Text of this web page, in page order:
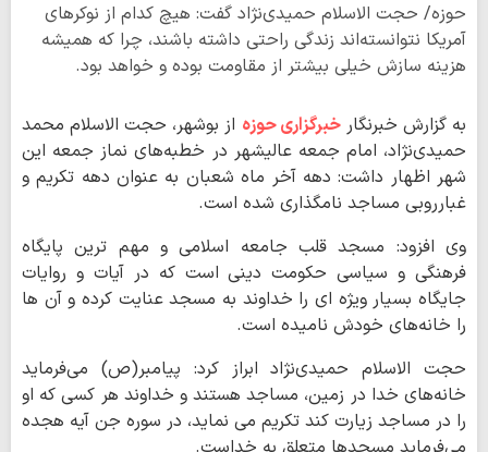
حوزه/ حجت الاسلام حمیدی‌نژاد گفت: هیچ کدام از نوکرهای
آمریکا نتوانسته‌اند زندگی راحتی داشته باشند، چرا که همیشه
هزینه سازش خیلی بیشتر از مقاومت بوده و خواهد بود.
به گزارش خبرنگارخبرگزاری حوزه از بوشهر، حجت الاسلام محمد
حمیدی‌نژاد، امام جمعه عالیشهر در خطبه‌های نماز جمعه این
شهر اظهار داشت: دهه آخر ماه شعبان به عنوان دهه تکریم و
غبارروبی مساجد نامگذاری شده است.
وی افزود: مسجد قلب جامعه اسلامی و مهم ترین پایگاه
فرهنگی و سیاسی حکومت دینی است که در آیات و روایات
جایگاه بسیار ویژه ای را خداوند به مسجد عنایت کرده و آن ها
را خانه‌های خودش نامیده است.
حجت الاسلام حمیدی‌نژاد ابراز کرد: پیامبر(ص) می‌فرماید
خانه‌های خدا در زمین، مساجد هستند و خداوند هر کسی که او
را در مساجد زیارت کند تکریم می نماید، در سوره جن آیه هجده